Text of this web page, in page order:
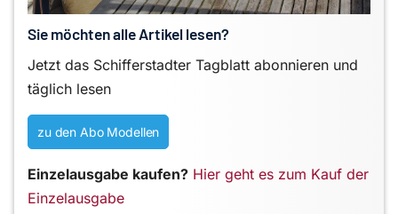
Sie möchten alle Artikel lesen?
Jetzt das Schifferstadter Tagblatt abonnieren und
täglich lesen
zu den Abo Modellen
Einzelausgabe kaufen? Hier geht es zum Kauf der
Einzelausgabe